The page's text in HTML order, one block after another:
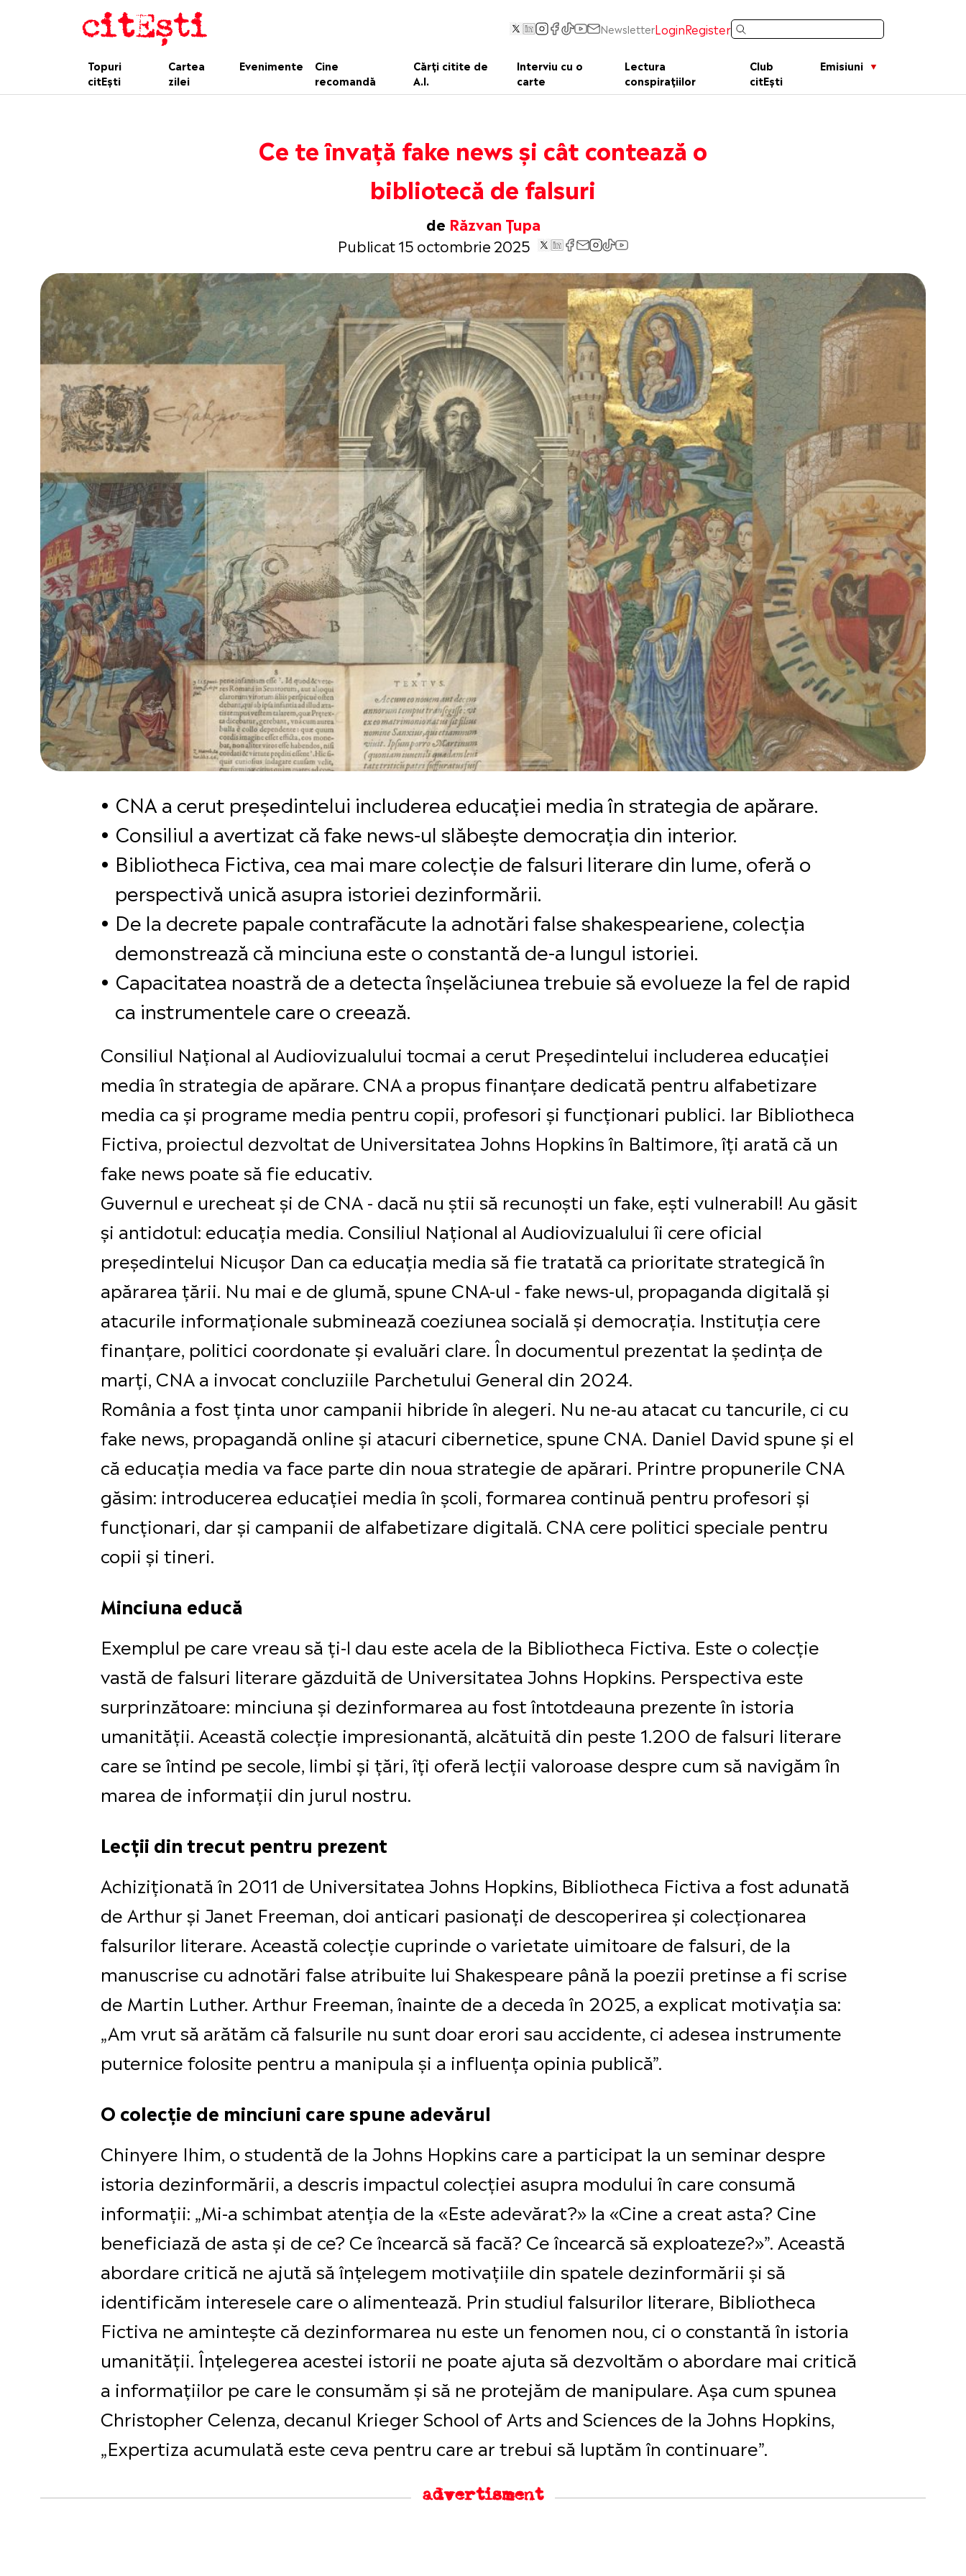
NewsletterLoginRegister
Topuri
citEști
Cartea
zilei
Evenimente
Cine
recomandă
Cărți citite de
A.I.
Interviu cu o
carte
Lectura
conspirațiilor
Club
citEști
Emisiuni
Ce te învață fake news și cât contează o
bibliotecă de falsuri
de Răzvan Țupa
Publicat 15 octombrie 2025
CNA a cerut președintelui includerea educației media în strategia de apărare.
Consiliul a avertizat că fake news-ul slăbește democrația din interior.
Bibliotheca Fictiva, cea mai mare colecție de falsuri literare din lume, oferă o
perspectivă unică asupra istoriei dezinformării.
De la decrete papale contrafăcute la adnotări false shakespeariene, colecția
demonstrează că minciuna este o constantă de-a lungul istoriei.
Capacitatea noastră de a detecta înșelăciunea trebuie să evolueze la fel de rapid
ca instrumentele care o creează.
Consiliul Național al Audiovizualului tocmai a cerut Președintelui includerea educației
media în strategia de apărare. CNA a propus finanțare dedicată pentru alfabetizare
media ca și programe media pentru copii, profesori și funcționari publici. Iar Bibliotheca
Fictiva, proiectul dezvoltat de Universitatea Johns Hopkins în Baltimore, îți arată că un
fake news poate să fie educativ.
Guvernul e urecheat și de CNA - dacă nu știi să recunoști un fake, ești vulnerabil! Au găsit
și antidotul: educația media. Consiliul Național al Audiovizualului îi cere oficial
președintelui Nicușor Dan ca educația media să fie tratată ca prioritate strategică în
apărarea țării. Nu mai e de glumă, spune CNA-ul - fake news-ul, propaganda digitală și
atacurile informaționale subminează coeziunea socială și democrația. Instituția cere
finanțare, politici coordonate și evaluări clare. În documentul prezentat la ședința de
marți, CNA a invocat concluziile Parchetului General din 2024.
România a fost ținta unor campanii hibride în alegeri. Nu ne-au atacat cu tancurile, ci cu
fake news, propagandă online și atacuri cibernetice, spune CNA. Daniel David spune și el
că educația media va face parte din noua strategie de apărari. Printre propunerile CNA
găsim: introducerea educației media în școli, formarea continuă pentru profesori și
funcționari, dar și campanii de alfabetizare digitală. CNA cere politici speciale pentru
copii și tineri.
Minciuna educă
Exemplul pe care vreau să ți-l dau este acela de la Bibliotheca Fictiva. Este o colecție
vastă de falsuri literare găzduită de Universitatea Johns Hopkins. Perspectiva este
surprinzătoare: minciuna și dezinformarea au fost întotdeauna prezente în istoria
umanității. Această colecție impresionantă, alcătuită din peste 1.200 de falsuri literare
care se întind pe secole, limbi și țări, îți oferă lecții valoroase despre cum să navigăm în
marea de informații din jurul nostru.
Lecții din trecut pentru prezent
Achiziționată în 2011 de Universitatea Johns Hopkins, Bibliotheca Fictiva a fost adunată
de Arthur și Janet Freeman, doi anticari pasionați de descoperirea și colecționarea
falsurilor literare. Această colecție cuprinde o varietate uimitoare de falsuri, de la
manuscrise cu adnotări false atribuite lui Shakespeare până la poezii pretinse a fi scrise
de Martin Luther. Arthur Freeman, înainte de a deceda în 2025, a explicat motivația sa:
„Am vrut să arătăm că falsurile nu sunt doar erori sau accidente, ci adesea instrumente
puternice folosite pentru a manipula și a influența opinia publică”.
O colecție de minciuni care spune adevărul
Chinyere Ihim, o studentă de la Johns Hopkins care a participat la un seminar despre
istoria dezinformării, a descris impactul colecției asupra modului în care consumă
informații: „Mi-a schimbat atenția de la «Este adevărat?» la «Cine a creat asta? Cine
beneficiază de asta și de ce? Ce încearcă să facă? Ce încearcă să exploateze?»”. Această
abordare critică ne ajută să înțelegem motivațiile din spatele dezinformării și să
identificăm interesele care o alimentează. Prin studiul falsurilor literare, Bibliotheca
Fictiva ne amintește că dezinformarea nu este un fenomen nou, ci o constantă în istoria
umanității. Înțelegerea acestei istorii ne poate ajuta să dezvoltăm o abordare mai critică
a informațiilor pe care le consumăm și să ne protejăm de manipulare. Așa cum spunea
Christopher Celenza, decanul Krieger School of Arts and Sciences de la Johns Hopkins,
„Expertiza acumulată este ceva pentru care ar trebui să luptăm în continuare”.
advertisment